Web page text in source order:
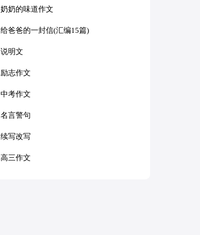
奶奶的味道作文
给爸爸的一封信(汇编15篇)
说明文
励志作文
中考作文
名言警句
续写改写
高三作文